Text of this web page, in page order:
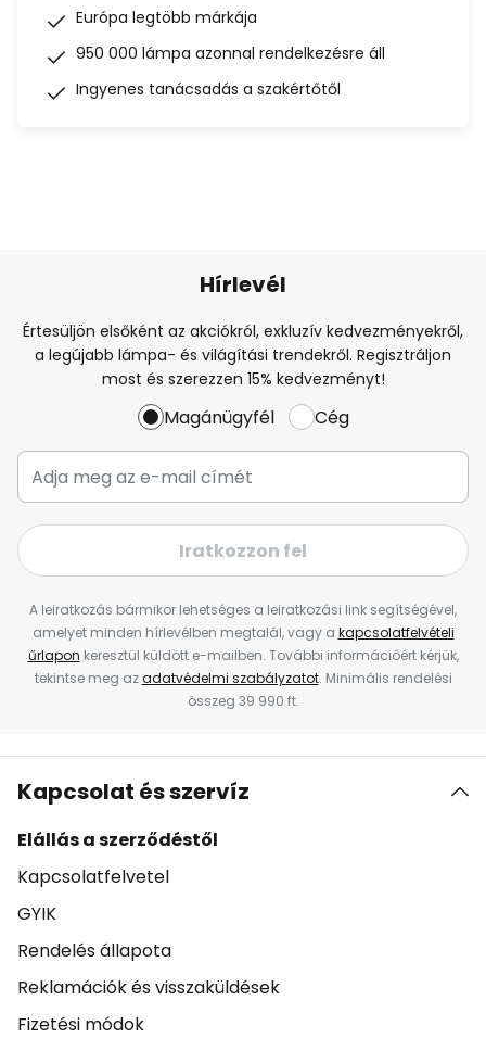
Európa legtöbb márkája
950 000 lámpa azonnal rendelkezésre áll
Ingyenes tanácsadás a szakértőtől
Hírlevél
Értesüljön elsőként az akciókról, exkluzív kedvezményekről,
a legújabb lámpa- és világítási trendekről. Regisztráljon
most és szerezzen 15% kedvezményt!
Magánügyfél Cég
Iratkozzon fel
A leiratkozás bármikor lehetséges a leiratkozási link segítségével,
amelyet minden hírlevélben megtalál, vagy a kapcsolatfelvételi
űrlapon keresztül küldött e-mailben. További információért kérjük,
tekintse meg azadatvédelmi szabályzatot. Minimális rendelési
összeg 39 990 ft.
Kapcsolat és szervíz
Elállás a szerződéstől
Kapcsolatfelvetel
GYIK
Rendelés állapota
Reklamációk és visszaküldések
Fizetési módok